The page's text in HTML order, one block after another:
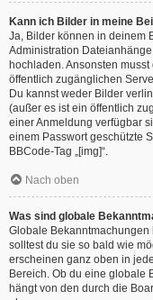
Kann ich Bilder in meine
Ja, Bilder können in deinem
Administration
hochladen. Ansonsten
öffentlich zugänglichen
Du kannst weder Bilder
(außer es ist ein öffentlich
einer Anmeldung verfügbar
einem Passwort geschützte
BBCode-Tag „[img]“.
Nach oben
Was sind globale
Globale
solltest du sie so bald wie
erscheinen ganz oben in
Bereich. Ob du eine globale
hängt von den durch die